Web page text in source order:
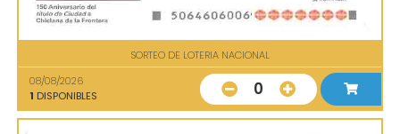
SORTEO DE LOTERIA NACIONAL
08/08/2026
1 DISPONIBLES 0